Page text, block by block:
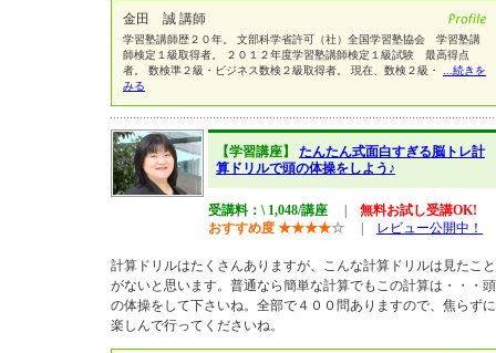
金田 誠 講師
学習塾講師歴２０年。 文部科学省許可（社）全国学習塾協会 学習塾講
師検定１級取得者。 ２０１２年度学習塾講師検定１級試験 最高得点
者。 数検準２級・ビジネス数検２級取得者。 現在、数検２級・
...続きを
みる
【学習講座】 たんたん式面白すぎる脳トレ計
算ドリルで頭の体操をしよう♪
受講料：\ 1,048/講座
無料お試し受講OK!
おすすめ度 ★★★★☆ レビュー公開中！
計算ドリルはたくさんありますが、こんな計算ドリルは見たこと
がないと思います。普通なら簡単な計算でもこの計算は・・・頭
の体操をして下さいね。全部で４００問ありますので、焦らずに
楽しんで行ってくださいね。